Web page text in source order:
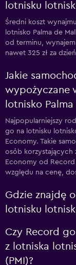
lotnisku
Średni koszt
lotnisko Palma de
od terminu,
nawet 325 zł za
Jakie
wypożyczane
lotnisko
Najpopularniejszy
go na lotnisku
Economy. Takie
osób korzystających
Economy od Record
względu na cenę,
Gdzie znajdę
lotnisku
Czy Record
z lotniska
(PMI)?